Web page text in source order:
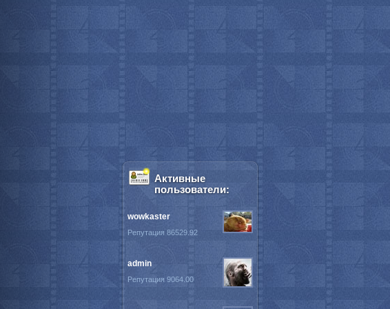
Активные
пользователи:
wowkaster
Репутация 86529.92
admin
Репутация 9064.00